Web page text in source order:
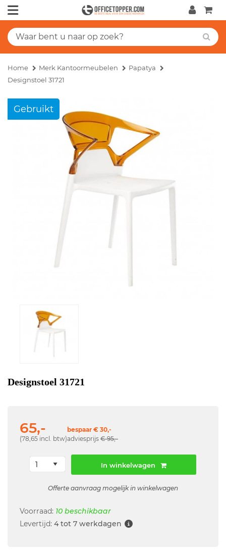
Home Merk Kantoormeubelen
Papatya
Designstoel 31721
Gebruikt
Designstoel 31721
65,-
(78,65 incl. btw)
bespaar € 30,-
adviesprijs € 95,-
In winkelwagen
Offerte aanvraag mogelijk in winkelwagen
Voorraad: 10 beschikbaar
Levertijd: 4 tot 7 werkdagen